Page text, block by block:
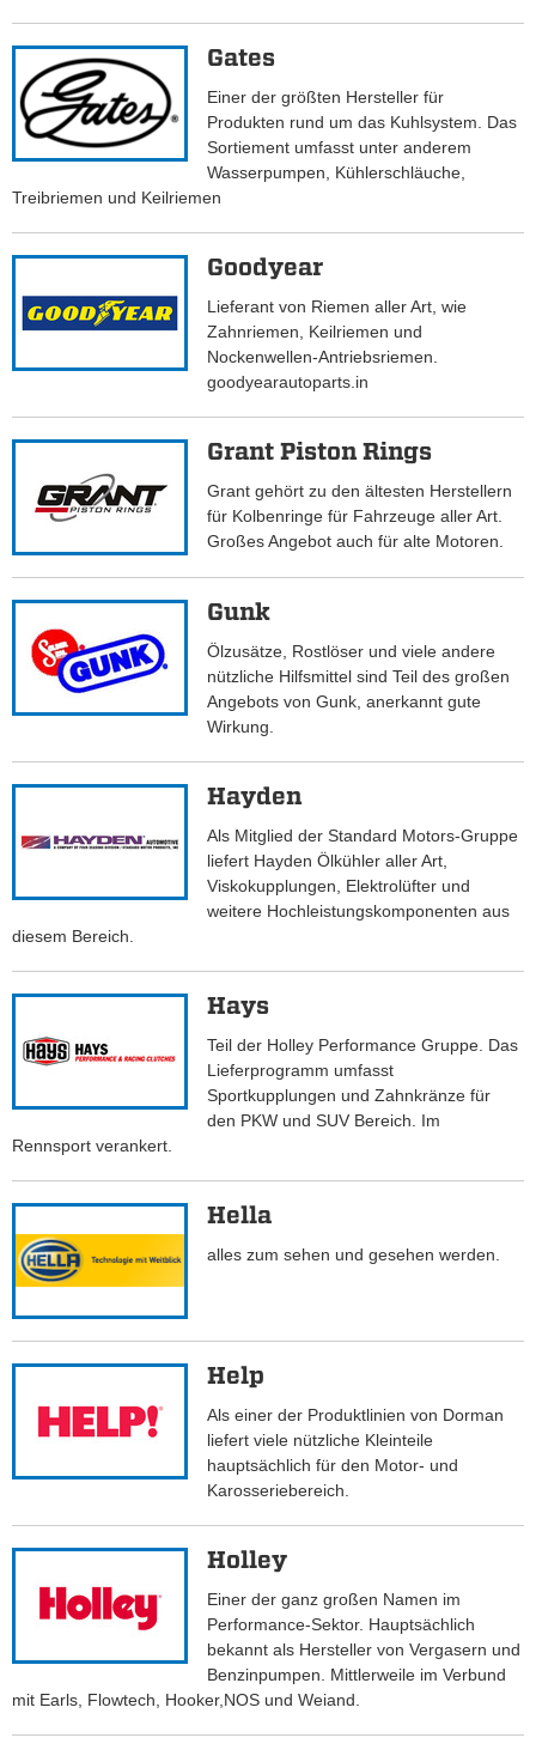
Gates
Einer der größten Hersteller für
Produkten rund um das Kuhlsystem. Das
Sortiement umfasst unter anderem
Wasserpumpen, Kühlerschläuche,
Treibriemen und Keilriemen
Goodyear
Lieferant von Riemen aller Art, wie
Zahnriemen, Keilriemen und
Nockenwellen-Antriebsriemen.
goodyearautoparts.in
Grant Piston Rings
Grant gehört zu den ältesten Herstellern
für Kolbenringe für Fahrzeuge aller Art.
Großes Angebot auch für alte Motoren.
Gunk
Ölzusätze, Rostlöser und viele andere
nützliche Hilfsmittel sind Teil des großen
Angebots von Gunk, anerkannt gute
Wirkung.
Hayden
Als Mitglied der Standard Motors-Gruppe
liefert Hayden Ölkühler aller Art,
Viskokupplungen, Elektrolüfter und
weitere Hochleistungskomponenten aus
diesem Bereich.
Hays
Teil der Holley Performance Gruppe. Das
Lieferprogramm umfasst
Sportkupplungen und Zahnkränze für
den PKW und SUV Bereich. Im
Rennsport verankert.
Hella
alles zum sehen und gesehen werden.
Help
Als einer der Produktlinien von Dorman
liefert viele nützliche Kleinteile
hauptsächlich für den Motor- und
Karosseriebereich.
Holley
Einer der ganz großen Namen im
Performance-Sektor. Hauptsächlich
bekannt als Hersteller von Vergasern und
Benzinpumpen. Mittlerweile im Verbund
mit Earls, Flowtech, Hooker,NOS und Weiand.